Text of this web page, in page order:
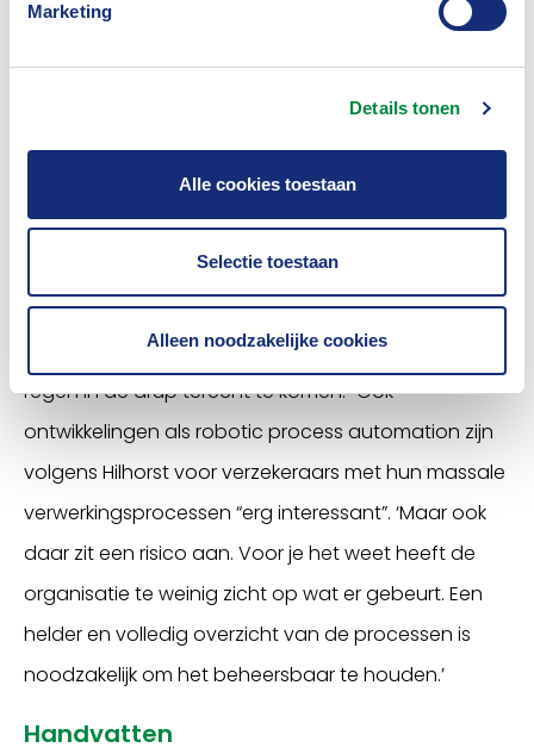
Marketing
Details tonen
Alle cookies toestaan
Selectie toestaan
Alleen noodzakelijke cookies
met slimme algoritmes de efficiency van de
bedrijfsvoering verregaand optimaliseren. Maar ook
beveiligingsvraagstukken zijn cruciaal voor de
continuïteit van de bedrijfsvoering. Dit soort
technische beveiligingsaanpassingen zijn vaak
ingewikkeld vanwege de grote datasystemen bij
verzekeraars. Daar is vaak jarenlang in gecodeerd
en je moet zorgvuldige besluiten nemen over
eventuele aanpassingen om uiteindelijk niet van de
regen in de drup terecht te komen.” Ook
ontwikkelingen als robotic process automation zijn
volgens Hilhorst voor verzekeraars met hun massale
verwerkingsprocessen “erg interessant”. ‘Maar ook
daar zit een risico aan. Voor je het weet heeft de
organisatie te weinig zicht op wat er gebeurt. Een
helder en volledig overzicht van de processen is
noodzakelijk om het beheersbaar te houden.’
Handvatten